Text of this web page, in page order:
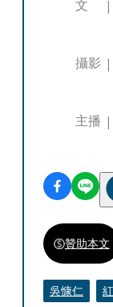
文
攝影
主播
贊助本文
吳慷仁